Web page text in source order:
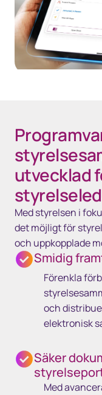
utvecklad
Med styrelsen i
det möjligt för
och uppkopplade
Smidig
Förenkla
och
elektronisk
Säker
Med